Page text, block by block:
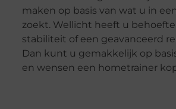
maken op basis van wat u in
zoekt. Wellicht heeft u
stabiliteit of een geavanceerd
Dan kunt u gemakkelijk op
en wensen een hometrainer